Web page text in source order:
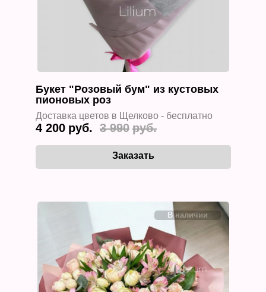
Букет "Розовый бум" из кустовых
пионовых роз
Доставка цветов в Щелково - бесплатно
4 200 3 990